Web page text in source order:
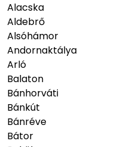
Alacska
Aldebrő
Alsóhámor
Andornaktálya
Arló
Balaton
Bánhorváti
Bánkút
Bánréve
Bátor